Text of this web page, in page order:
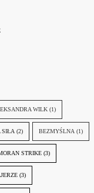
WILK (1)
SIŁA (2) BEZMYŚLNA (1)
STRIKE (3)
(3)